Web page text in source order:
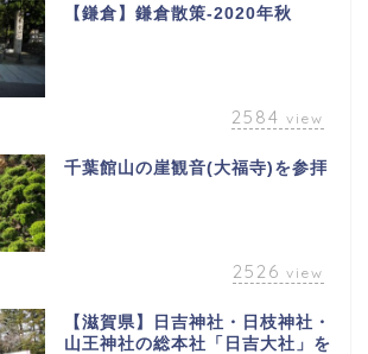
【鎌倉】鎌倉散策-2020年秋
2584 view
千葉館山の崖観音(大福寺)を参拝
2526 view
【滋賀県】日吉神社・日枝神社・
山王神社の総本社「日吉大社」を